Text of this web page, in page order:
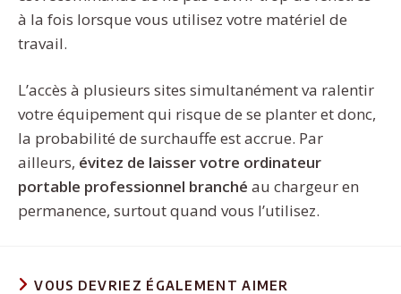
à la fois lorsque vous utilisez votre matériel de
travail.
L’accès à plusieurs sites simultanément va ralentir
votre équipement qui risque de se planter et donc,
la probabilité de surchauffe est accrue. Par
ailleurs, évitez de laisser votre ordinateur
portable professionnel branché au chargeur en
permanence, surtout quand vous l’utilisez.
VOUS DEVRIEZ ÉGALEMENT AIMER